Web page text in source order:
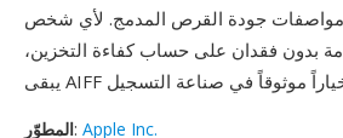
مواصفات جودة القرص المدمج. لأي شخص
بدون فقدان على حساب كفاءة التخزين،
المطوّر: Apple Inc.